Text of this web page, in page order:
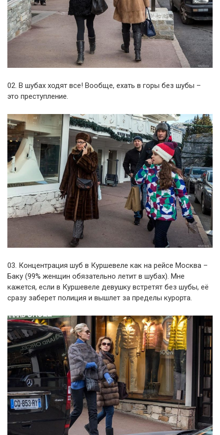
02. В шубах ходят все! Вообще, ехать в горы без шубы –
это преступление.
03. Концентрация шуб в Куршевеле как на рейсе Москва –
Баку (99% женщин обязательно летит в шубах). Мне
кажется, если в Куршевеле девушку встретят без шубы, её
сразу заберет полиция и вышлет за пределы курорта.